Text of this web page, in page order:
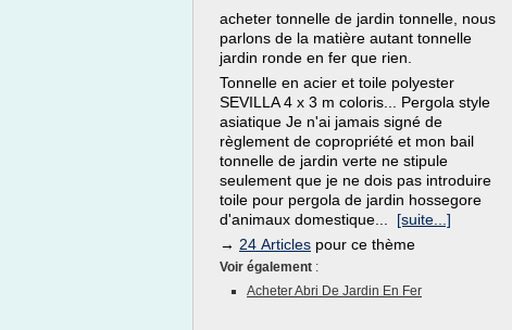
acheter tonnelle de jardin tonnelle, nous
parlons de la matière autant tonnelle
jardin ronde en fer que rien.
Tonnelle en acier et toile polyester
SEVILLA 4 x 3 m coloris... Pergola style
asiatique Je n'ai jamais signé de
règlement de copropriété et mon bail
tonnelle de jardin verte ne stipule
seulement que je ne dois pas introduire
toile pour pergola de jardin hossegore
d'animaux domestique... [suite...]
→ 24 Articles pour ce thème
Voir également :
Acheter Abri De Jardin En Fer